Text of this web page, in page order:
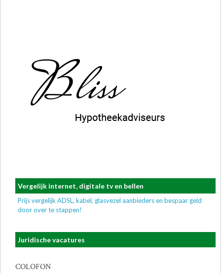
Vergelijk internet, digitale tv en bellen
Prijs vergelijk ADSL, kabel, glasvezel aanbieders en bespaar geld
door over te stappen!
Juridische vacatures
COLOFON